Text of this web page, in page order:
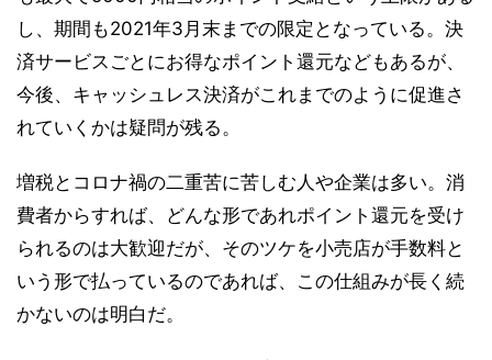
し、期間も2021年3月末までの限定となっている。決
済サービスごとにお得なポイント還元などもあるが、
今後、キャッシュレス決済がこれまでのように促進さ
れていくかは疑問が残る。
増税とコロナ禍の二重苦に苦しむ人や企業は多い。消
費者からすれば、どんな形であれポイント還元を受け
られるのは大歓迎だが、そのツケを小売店が手数料と
いう形で払っているのであれば、この仕組みが長く続
かないのは明白だ。